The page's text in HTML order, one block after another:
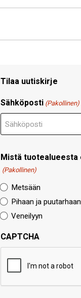
Tilaa uutiskirje
Sähköposti (Pakollinen)
Mistä
(Pakollinen)
Metsään
Pihaan ja puutarhaan
Veneilyyn
CAPTCHA